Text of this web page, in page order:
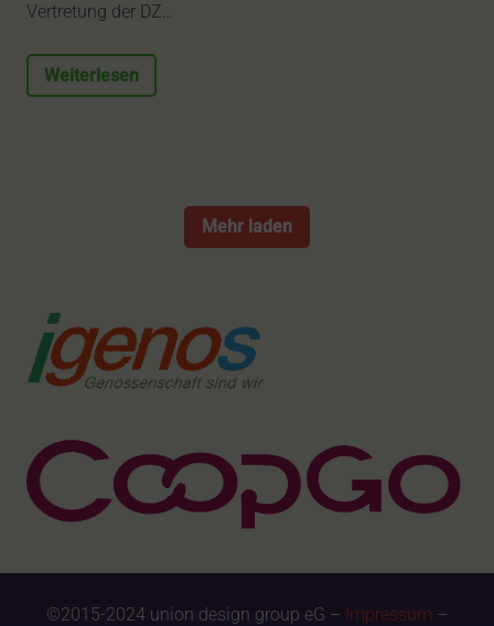
Vertretung der DZ…
Weiterlesen
Mehr laden
©2015-2024 union design group eG – Impressum –